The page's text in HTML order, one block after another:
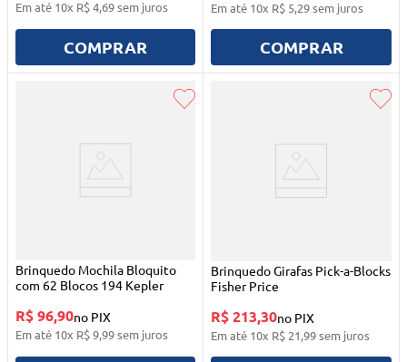
Em até 10x R$4,69sem juros
COMPRAR
Em até 10x R$ 5,29sem juros
COMPRAR
Brinquedo Mochila Bloquito
com 62 Blocos 194 Kepler
R$ 96,90no PIX
Em até 10x R$9,99sem juros
Brinquedo Girafas Pick-a-Blocks
Fisher Price
R$ 213,30no PIX
Em até 10x R$ 21,99sem juros